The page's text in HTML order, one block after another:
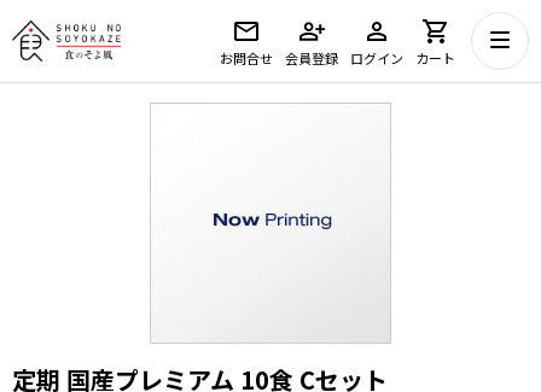
お問合せ 会員登録 ログイン カート
定期 国産プレミアム 10食 Cセット